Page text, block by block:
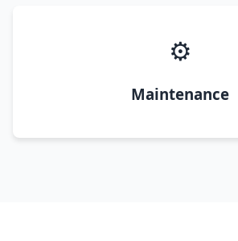
⚙️
Maintenance